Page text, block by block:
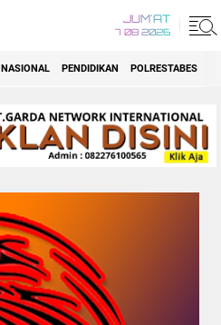
JUM'AT
7 08 2026
NASIONAL PENDIDIKAN POLRESTABES